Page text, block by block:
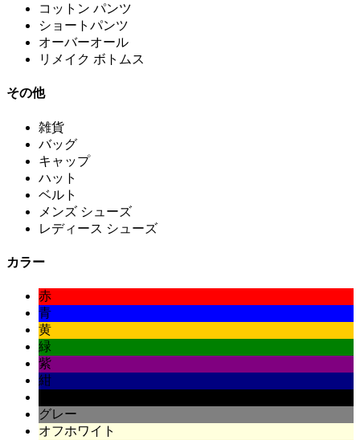
コットン パンツ
ショートパンツ
オーバーオール
リメイク ボトムス
その他
雑貨
バッグ
キャップ
ハット
ベルト
メンズ シューズ
レディース シューズ
カラー
赤
青
黄
緑
紫
紺
グレー
オフホワイト